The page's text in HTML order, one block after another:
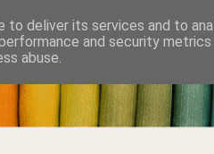
to deliver its services and to
and security
abuse.